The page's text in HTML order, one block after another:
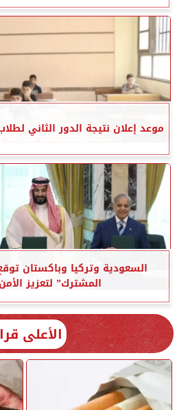
موعد إعلان نتيجة الدور الثاني لطلاب
السعودية وتركيا وباكستان
المشترك” لتعزيز
الأعلى